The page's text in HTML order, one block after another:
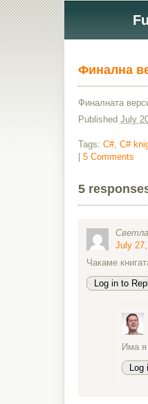
Финална
Финалната
Published July
Tags: C#, C#
| 5 Comments
5
July
Чакаме
Log in to
Има я
Log